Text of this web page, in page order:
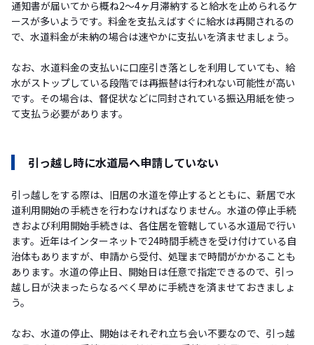
通知書が届いてから概ね2～4ヶ月滞納すると給水を止められるケ
ースが多いようです。料金を支払えばすぐに給水は再開されるの
で、水道料金が未納の場合は速やかに支払いを済ませましょう。
なお、水道料金の支払いに口座引き落としを利用していても、給
水がストップしている段階では再振替は行われない可能性が高い
です。その場合は、督促状などに同封されている振込用紙を使っ
て支払う必要があります。
引っ越し時に水道局へ申請していない
引っ越しをする際は、旧居の水道を停止するとともに、新居で水
道利用開始の手続きを行わなければなりません。水道の停止手続
きおよび利用開始手続きは、各住居を管轄している水道局で行い
ます。近年はインターネットで24時間手続きを受け付けている自
治体もありますが、申請から受付、処理まで時間がかかることも
あります。水道の停止日、開始日は任意で指定できるので、引っ
越し日が決まったらなるべく早めに手続きを済ませておきましょ
う。
なお、水道の停止、開始はそれぞれ立ち会い不要なので、引っ越